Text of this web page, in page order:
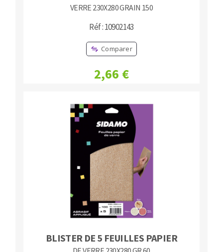
VERRE 230X280 GRAIN 150
Réf : 10902143
Comparer
2,66 €
BLISTER DE 5 FEUILLES PAPIER